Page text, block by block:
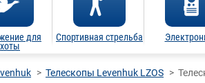
для
Спортивная стрельба
Телескопы Levenhuk LZOS